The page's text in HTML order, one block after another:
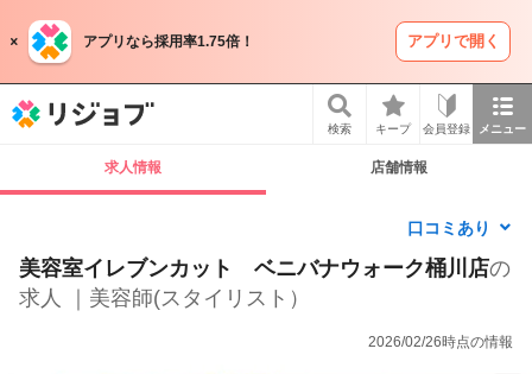
アプリなら採用率1.75倍！ アプリで開く
検索 キープ 会員登録 メニュー
求人情報 店舗情報
口コミあり
美容室イレブンカット ベニバナウォーク桶川店の
求人 ｜美容師(スタイリスト）
2026/02/26時点の情報